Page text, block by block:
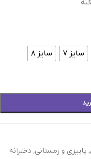
سایز ۷ سایز ۸
, پاییزی و زمستانی, دخترانه